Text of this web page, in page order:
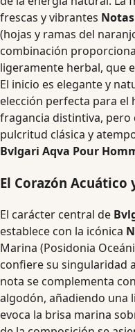
frescas y vibrantes
(hojas y ramas del
combinación
ligeramente herbal, que
El inicio es elegante y
elección perfecta para el
fragancia distintiva,
pulcritud clásica y
Bvlgari Aqva Pour
El Corazón Acuático
El carácter central de
establece con la icónica
Marina (Posidonia
confiere su singularidad
nota se complementa
algodón, añadiendo una
evoca la brisa marina